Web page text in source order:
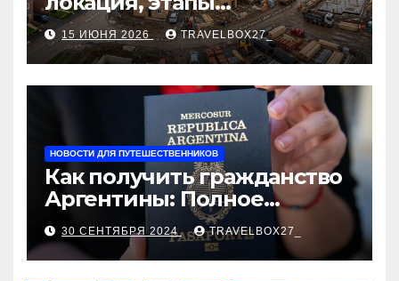
строительства, проверка
застройщика, сценарии
оформления сделки и
рыночные ориентиры
15 ИЮНЯ 2026 TRAVELBOX27_
НОВОСТИ ДЛЯ ПУТЕШЕСТВЕННИКОВ
Как получить гражданство
Аргентины: Полное
руководство
30 СЕНТЯБРЯ 2024 TRAVELBOX27_